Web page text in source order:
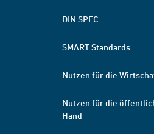
DIN SPEC
SMART Standards
Nutzen für die
Nutzen für die
Hand